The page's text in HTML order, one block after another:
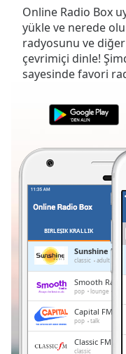
Skip
Forward
Mute
Current
Time0:00
TypeLIVE
Seek to
live,
behind
Remaining
Playback
Chapters
Online Radio Box
yükle ve nerede
radyosunu ve
çevrimiçi dinle!
sayesinde favori
BIRLEŞIK KRALLIK
Sunshine
classic adult
Smooth Radio
pop lounge
Capital FM
pop talk
Classic FM
classic